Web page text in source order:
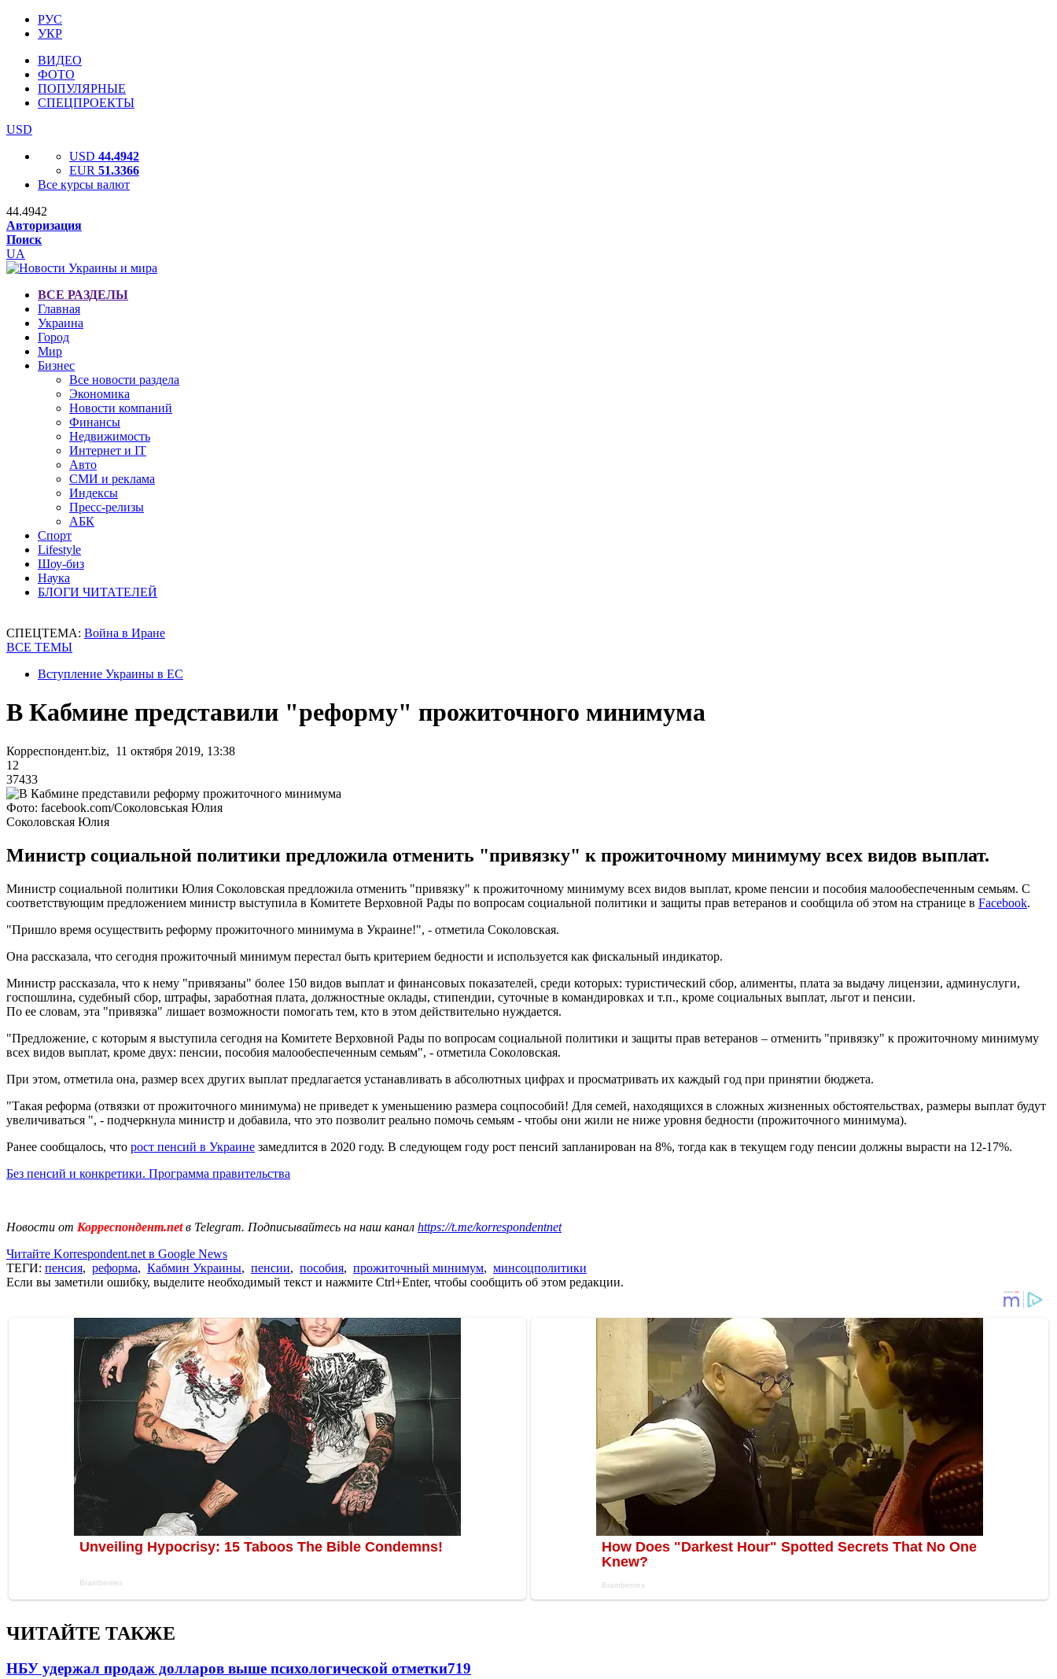
РУС
УКР
ВИДЕО
ФОТО
ПОПУЛЯРНЫЕ
СПЕЦПРОЕКТЫ
USD
USD 44.4942
EUR 51.3366
Все курсы валют
44.4942
Авторизация
Поиск
UA
ВСЕ РАЗДЕЛЫ
Главная
Украина
Город
Мир
Бизнес
Все новости раздела
Экономика
Новости компаний
Финансы
Недвижимость
Интернет и IT
Авто
СМИ и реклама
Индексы
Пресс-релизы
АБК
Спорт
Lifestyle
Шоу-биз
Наука
БЛОГИ ЧИТАТЕЛЕЙ
СПЕЦТЕМА: Война в Иране
ВСЕ ТЕМЫ
Вступление Украины в ЕС
В Кабмине представили "реформу" прожиточного минимума
Корреспондент.biz, 11 октября 2019, 13:38
12
37433
Фото: facebook.com/Соколовськая Юлия
Соколовская Юлия
Министр социальной политики предложила отменить "привязку" к прожиточному минимуму всех видов выплат.
Министр социальной политики Юлия Соколовская предложила отменить "привязку" к прожиточному минимуму всех видов выплат, кроме пенсии и пособия малообеспеченным семьям. С
соответствующим предложением министр выступила в Комитете Верховной Рады по вопросам социальной политики и защиты прав ветеранов и сообщила об этом на странице в Facebook.
"Пришло время осуществить реформу прожиточного минимума в Украине!", - отметила Соколовская.
Она рассказала, что сегодня прожиточный минимум перестал быть критерием бедности и используется как фискальный индикатор.
Министр рассказала, что к нему "привязаны" более 150 видов выплат и финансовых показателей, среди которых: туристический сбор, алименты, плата за выдачу лицензии, админуслуги,
госпошлина, судебный сбор, штрафы, заработная плата, должностные оклады, стипендии, суточные в командировках и т.п., кроме социальных выплат, льгот и пенсии.
По ее словам, эта "привязка" лишает возможности помогать тем, кто в этом действительно нуждается.
"Предложение, с которым я выступила сегодня на Комитете Верховной Рады по вопросам социальной политики и защиты прав ветеранов – отменить "привязку" к прожиточному минимуму
всех видов выплат, кроме двух: пенсии, пособия малообеспеченным семьям", - отметила Соколовская.
При этом, отметила она, размер всех других выплат предлагается устанавливать в абсолютных цифрах и просматривать их каждый год при принятии бюджета.
"Такая реформа (отвязки от прожиточного минимума) не приведет к уменьшению размера соцпособий! Для семей, находящихся в сложных жизненных обстоятельствах, размеры выплат будут
увеличиваться ", - подчеркнула министр и добавила, что это позволит реально помочь семьям - чтобы они жили не ниже уровня бедности (прожиточного минимума).
Ранее сообщалось, что рост пенсий в Украине замедлится в 2020 году. В следующем году рост пенсий запланирован на 8%, тогда как в текущем году пенсии должны вырасти на 12-17%.
Без пенсий и конкретики. Программа правительства
Новости от Корреспондент.netв Telegram. Подписывайтесь на наш канал https://t.me/korrespondentnet
Читайте Korrespondent.net в Google News
ТЕГИ: пенсия, реформа, Кабмин Украины, пенсии, пособия, прожиточный минимум, минсоцполитики
Если вы заметили ошибку, выделите необходимый текст и нажмите Ctrl+Enter, чтобы сообщить об этом редакции.
ЧИТАЙТЕ ТАКЖЕ
НБУ удержал продаж долларов выше психологической отметки719